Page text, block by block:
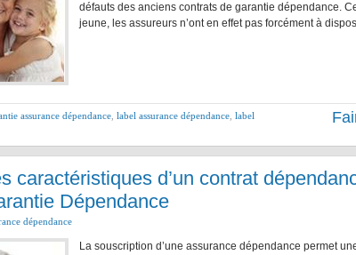
défauts des anciens contrats de garantie dépendance.
jeune, les assureurs n’ont en effet pas forcément à
assurance dépendance label assurance dépendance label
caractéristiques d’un contrat
Dépendance
dépendance
La souscription d’une assurance dépendance permet